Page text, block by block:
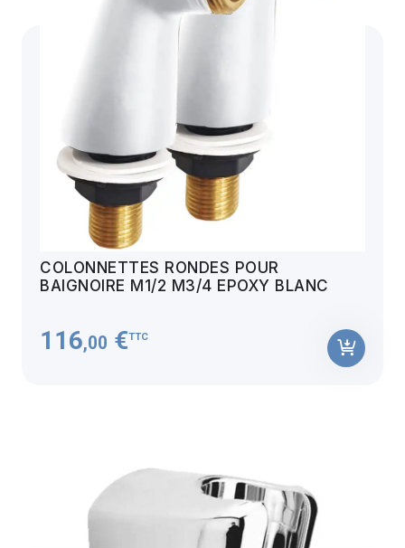
COLONNETTES RONDES POUR
BAIGNOIRE M1/2 M3/4 EPOXY BLANC
116,00 €TTC